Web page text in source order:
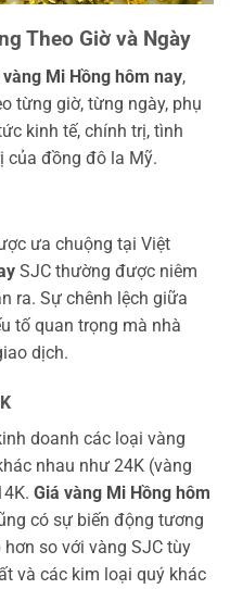
Theo Giờ và Ngày
Mi Hồng hôm nay,
từng giờ, từng ngày, phụ
kinh tế, chính trị, tình
của đồng đô la Mỹ.
ưa chuộng tại Việt
SJC thường được niêm
ra. Sự chênh lệch giữa
tố quan trọng mà nhà
dịch.
doanh các loại vàng
nhau như 24K (vàng
Giá vàng Mi Hồng hôm
có sự biến động tương
so với vàng SJC tùy
và các kim loại quý khác